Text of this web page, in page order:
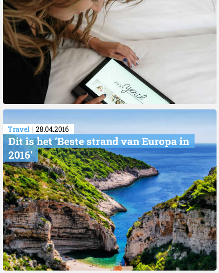
Travel 28.04.2016
Dit is het ‘Beste strand van Europa in
2016’